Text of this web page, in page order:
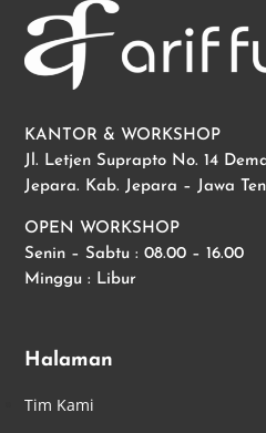
KANTOR & WORKSHOP
Jl. Letjen Suprapto No. 14
Jepara. Kab. Jepara – Jawa
OPEN WORKSHOP
Senin – Sabtu : 08.00 – 16.00
Minggu : Libur
Halaman
Tim Kami